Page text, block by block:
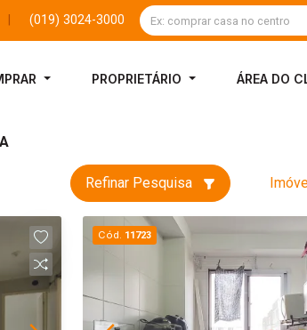
(019) 3024-3000
PROPRIETÁRIO ÁREA DO
Refinar Pesquisa
Cód. 11723